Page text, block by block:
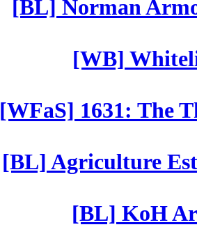
[BL] Norman
[WB]
[WFaS] 1631: The
[BL] Agriculture
[BL] KoH